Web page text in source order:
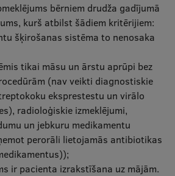
bērniem drudža gadījumā
kurš atbilst šādiem kritērijiem:
šķirošanas sistēma to nenosaka
tikai māsu un ārstu aprūpi bez
(nav veikti diagnostiskie
eksprestestu un virālo
radioloģiskie izmeklējumi,
un jebkuru medikamentu
perorāli lietojamās antibiotikas
ir pacienta izrakstīšana uz mājām.